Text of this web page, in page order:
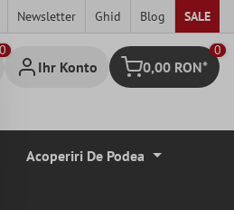
Newsletter Ghid Blog SALE
Ihr Konto Warenkorb
0
0,00 RON*
Acoperiri De Podea